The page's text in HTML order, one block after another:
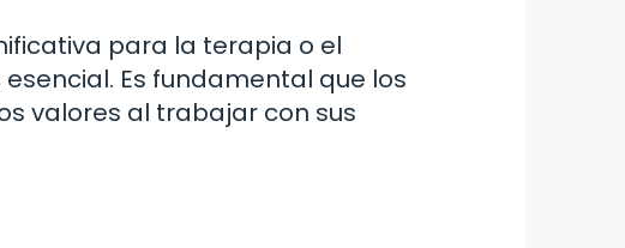
para la terapia o el
Es fundamental que los
valores al trabajar con sus